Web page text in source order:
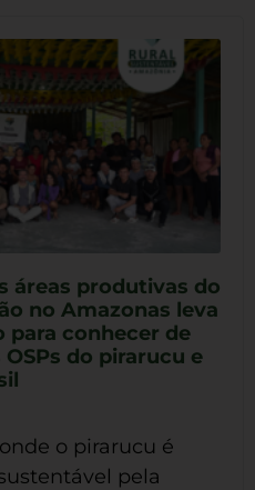
áreas produtivas do
no Amazonas leva
para conhecer de
do pirarucu e
o pirarucu é
pela